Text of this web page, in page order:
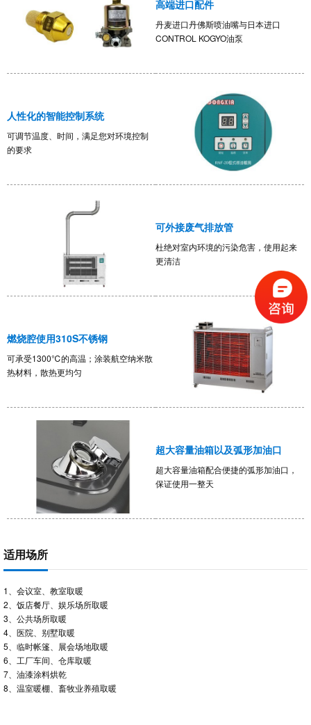
高端进口配件
丹麦进口丹佛斯喷油嘴与日本进口
CONTROL KOGYO油泵
人性化的智能控制系统
可调节温度、时间，满足您对环境控制
的要求
可外接废气排放管
杜绝对室内环境的污染危害，使用起来
更清洁
燃烧腔使用310S不锈钢
可承受1300℃的高温；涂装航空纳米散
热材料，散热更均匀
超大容量油箱以及弧形加油口
超大容量油箱配合便捷的弧形加油口，
保证使用一整天
适用场所
1、会议室、教室取暖
2、饭店餐厅、娱乐场所取暖
3、公共场所取暖
4、医院、别墅取暖
5、临时帐篷、展会场地取暖
6、工厂车间、仓库取暖
7、油漆涂料烘乾
8、温室暖棚、畜牧业养殖取暖